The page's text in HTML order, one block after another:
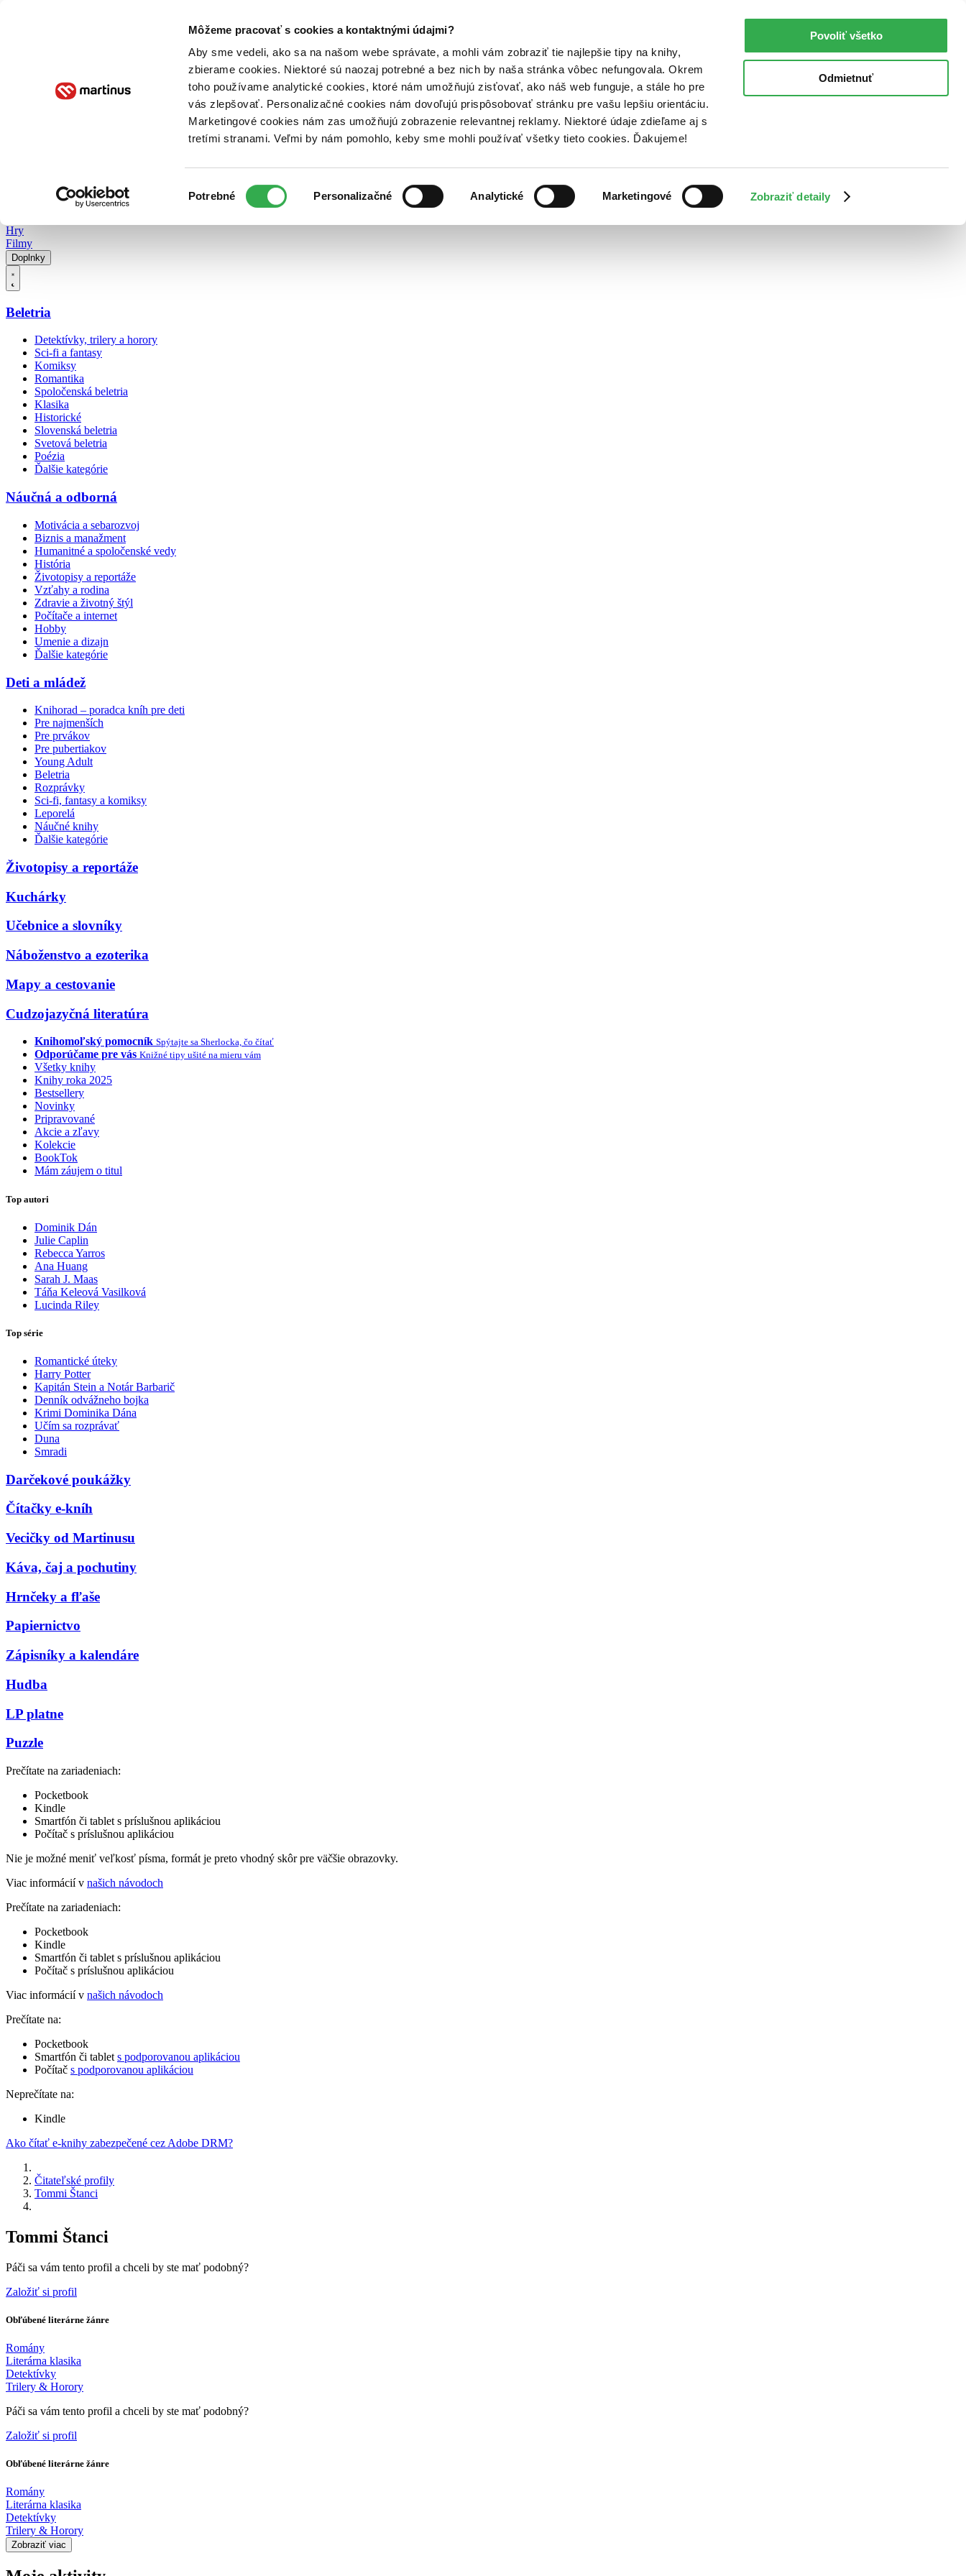
Môžeme pracovať s cookies a kontaktnými údajmi?
Aby sme vedeli, ako sa na našom webe správate, a mohli vám zobraziť tie najlepšie tipy na knihy,
zbierame cookies. Niektoré sú naozaj potrebné a bez nich by naša stránka vôbec nefungovala. Okrem
toho používame analytické cookies, ktoré nám umožňujú zisťovať, ako náš web funguje, a stále ho pre
vás zlepšovať. Personalizačné cookies nám dovoľujú prispôsobovať stránku pre vašu lepšiu orientáciu.
Marketingové cookies nám zas umožňujú zobrazenie relevantnej reklamy. Niektoré údaje zdieľame aj s
tretími stranami. Veľmi by nám pomohlo, keby sme mohli používať všetky tieto cookies. Ďakujeme!
súhlasu
Potrebné Personalizačné Analytické Marketingové Zobraziť detaily
Povoliť všetko
Odmietnuť
Poukážky Kontakt
Hry
Filmy
Doplnky
Beletria
Detektívky, trilery a horory
Sci-fi a fantasy
Komiksy
Romantika
Spoločenská beletria
Klasika
Historické
Slovenská beletria
Svetová beletria
Poézia
Ďalšie kategórie
Náučná a odborná
Motivácia a sebarozvoj
Biznis a manažment
Humanitné a spoločenské vedy
História
Životopisy a reportáže
Vzťahy a rodina
Zdravie a životný štýl
Počítače a internet
Hobby
Umenie a dizajn
Ďalšie kategórie
Deti a mládež
Knihorad – poradca kníh pre deti
Pre najmenších
Pre prvákov
Pre pubertiakov
Young Adult
Beletria
Rozprávky
Sci-fi, fantasy a komiksy
Leporelá
Náučné knihy
Ďalšie kategórie
Životopisy a reportáže
Kuchárky
Učebnice a slovníky
Náboženstvo a ezoterika
Mapy a cestovanie
Cudzojazyčná literatúra
Knihomoľský pomocník Spýtajte sa Sherlocka, čo čítať
Odporúčame pre vás Knižné tipy ušité na mieru vám
Všetky knihy
Knihy roka 2025
Bestsellery
Novinky
Pripravované
Akcie a zľavy
Kolekcie
BookTok
Mám záujem o titul
Top autori
Dominik Dán
Julie Caplin
Rebecca Yarros
Ana Huang
Sarah J. Maas
Táňa Keleová Vasilková
Lucinda Riley
Top série
Romantické úteky
Harry Potter
Kapitán Stein a Notár Barbarič
Denník odvážneho bojka
Krimi Dominika Dána
Učím sa rozprávať
Duna
Smradi
Darčekové poukážky
Čítačky e-kníh
Vecičky od Martinusu
Káva, čaj a pochutiny
Hrnčeky a fľaše
Papiernictvo
Zápisníky a kalendáre
Hudba
LP platne
Puzzle
Prečítate na zariadeniach:
Pocketbook
Kindle
Smartfón či tablet s príslušnou aplikáciou
Počítač s príslušnou aplikáciou
Nie je možné meniť veľkosť písma, formát je preto vhodný skôr pre väčšie obrazovky.
Viac informácií v našich návodoch
Prečítate na zariadeniach:
Pocketbook
Kindle
Smartfón či tablet s príslušnou aplikáciou
Počítač s príslušnou aplikáciou
Viac informácií v našich návodoch
Prečítate na:
Pocketbook
Smartfón či tablet s podporovanou aplikáciou
Počítač s podporovanou aplikáciou
Neprečítate na:
Kindle
Ako čítať e-knihy zabezpečené cez Adobe DRM?
Čitateľské profily
Tommi Štanci
Tommi Štanci
Páči sa vám tento profil a chceli by ste mať podobný?
Založiť si profil
Obľúbené literárne žánre
Romány
Literárna klasika
Detektívky
Trilery & Horory
Páči sa vám tento profil a chceli by ste mať podobný?
Založiť si profil
Obľúbené literárne žánre
Romány
Literárna klasika
Detektívky
Trilery & Horory
Zobraziť viac